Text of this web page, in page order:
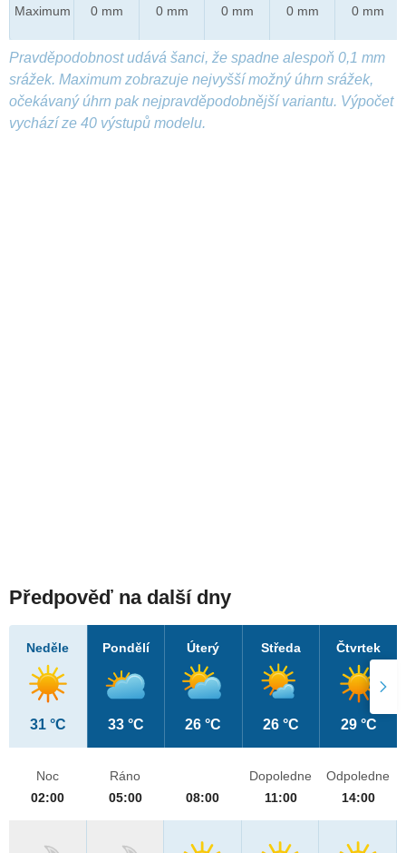
Maximum 0 mm 0 mm 0 mm 0 mm 0 mm
Pravděpodobnost udává šanci, že spadne alespoň 0,1 mm
srážek. Maximum zobrazuje nejvyšší možný úhrn srážek,
očekávaný úhrn pak nejpravděpodobnější variantu. Výpočet
vychází ze 40 výstupů modelu.
Předpověď na další dny
Neděle
31 °C
Pondělí
33 °C
Úterý
26 °C
Středa
26 °C
Čtvrtek
29 °C
Noc
02:00
Ráno
05:00
08:00
Dopoledne
11:00
Odpoledne
14:00